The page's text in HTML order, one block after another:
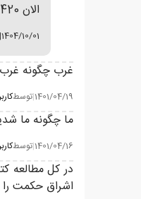
الان 420 تومنه
1404/10/01
|
غرب چگونه غرب
1401/04/19
|توسط
ما چگونه ما
1401/04/16
|توسط
در کل مطالعه
اشراق حکمت